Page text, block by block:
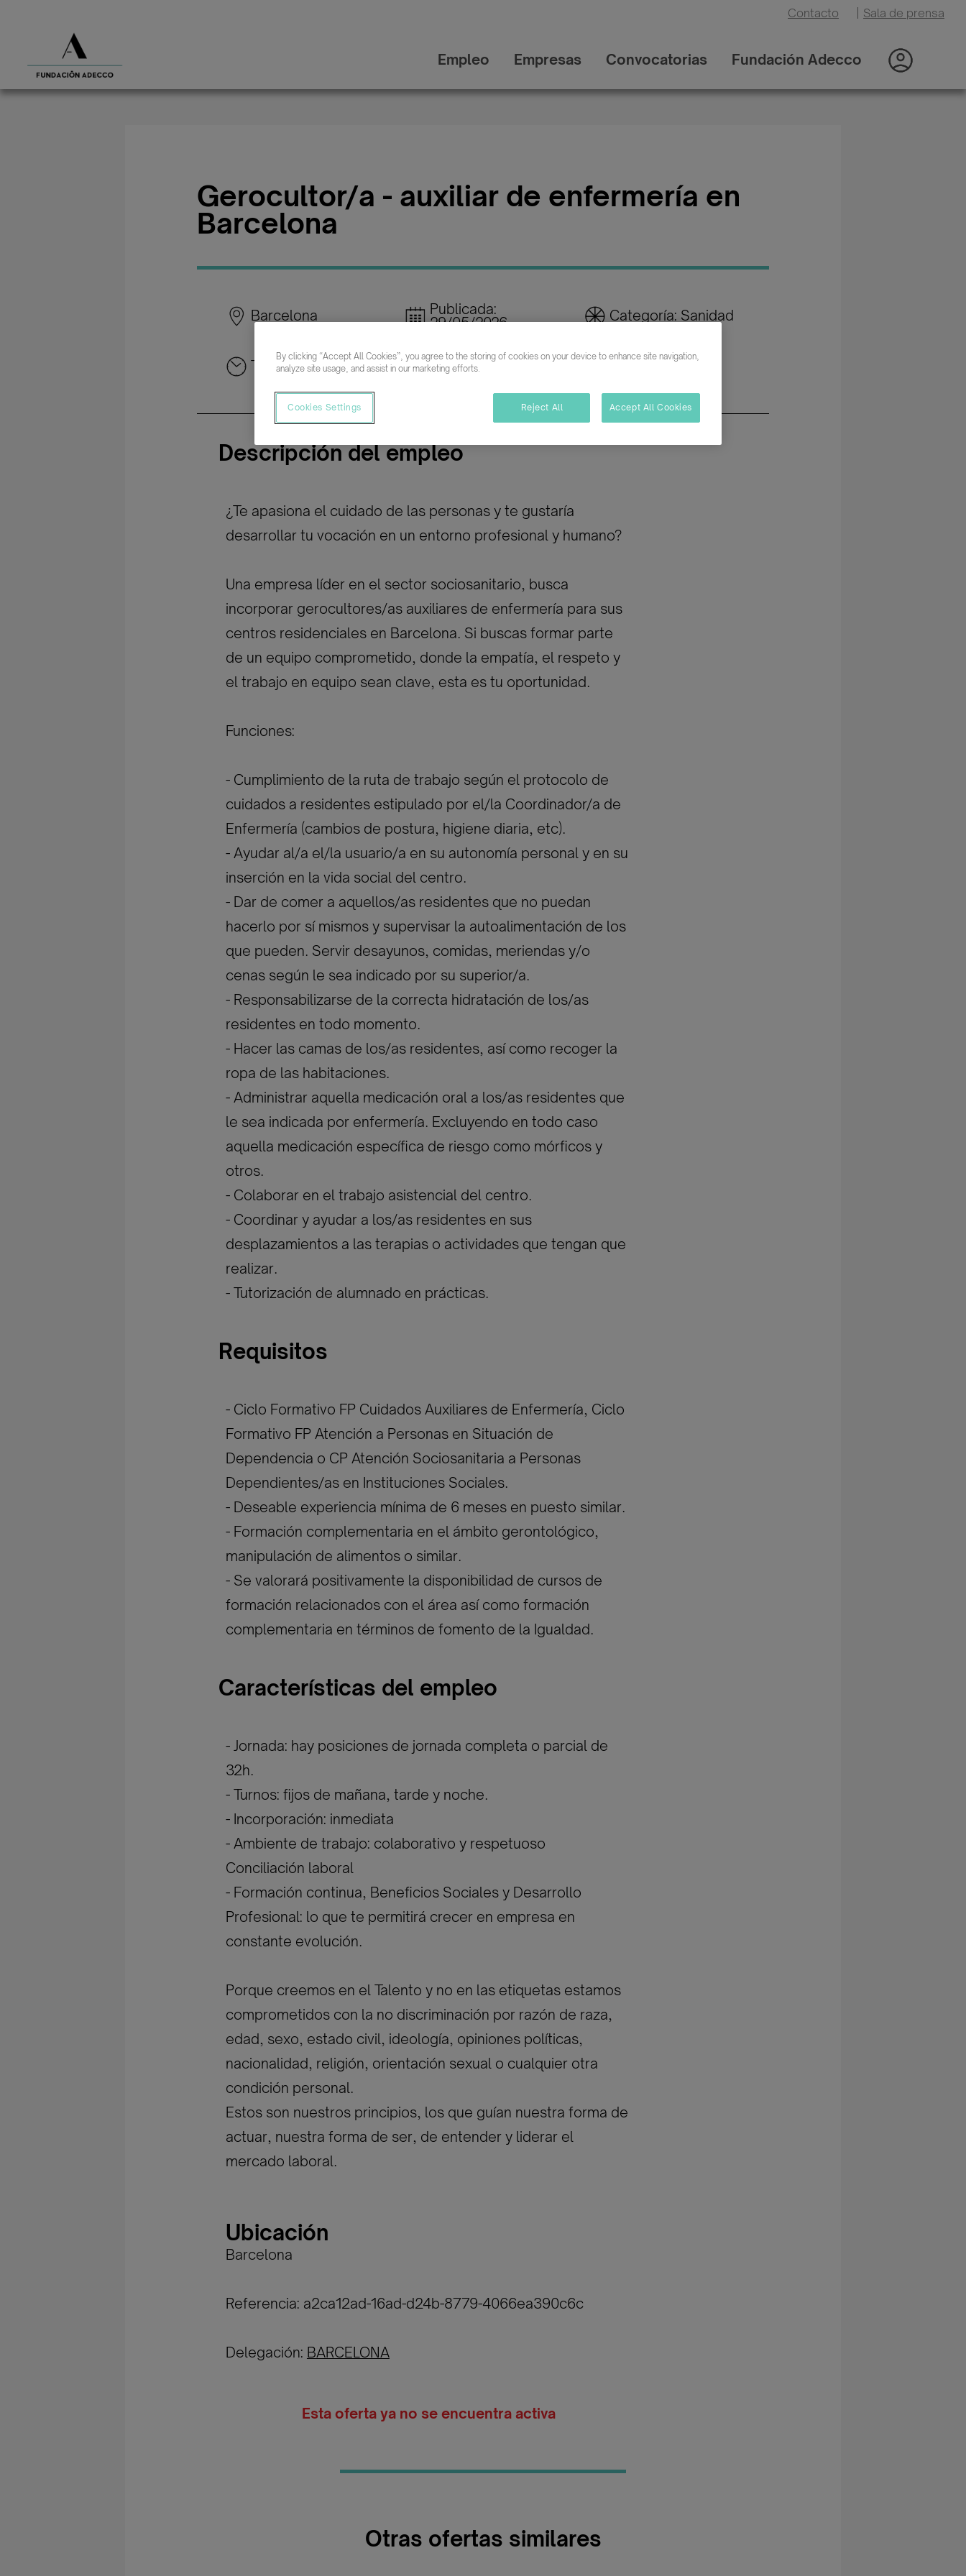
Contacto Sala de prensa
Empleo Empresas Convocatorias Fundación Adecco
Gerocultor/a - auxiliar de enfermería en
Barcelona
Barcelona Publicada:
29/05/2026 Categoría: Sanidad
Tiempo completo Indefinido
Descripción del empleo
¿Te apasiona el cuidado de las personas y te gustaría
desarrollar tu vocación en un entorno profesional y humano?
Una empresa líder en el sector sociosanitario, busca
incorporar gerocultores/as auxiliares de enfermería para sus
centros residenciales en Barcelona. Si buscas formar parte
de un equipo comprometido, donde la empatía, el respeto y
el trabajo en equipo sean clave, esta es tu oportunidad.
Funciones:
- Cumplimiento de la ruta de trabajo según el protocolo de
cuidados a residentes estipulado por el/la Coordinador/a de
Enfermería (cambios de postura, higiene diaria, etc).
- Ayudar al/a el/la usuario/a en su autonomía personal y en su
inserción en la vida social del centro.
- Dar de comer a aquellos/as residentes que no puedan
hacerlo por sí mismos y supervisar la autoalimentación de los
que pueden. Servir desayunos, comidas, meriendas y/o
cenas según le sea indicado por su superior/a.
- Responsabilizarse de la correcta hidratación de los/as
residentes en todo momento.
- Hacer las camas de los/as residentes, así como recoger la
ropa de las habitaciones.
- Administrar aquella medicación oral a los/as residentes que
le sea indicada por enfermería. Excluyendo en todo caso
aquella medicación específica de riesgo como mórficos y
otros.
- Colaborar en el trabajo asistencial del centro.
- Coordinar y ayudar a los/as residentes en sus
desplazamientos a las terapias o actividades que tengan que
realizar.
- Tutorización de alumnado en prácticas.
Requisitos
- Ciclo Formativo FP Cuidados Auxiliares de Enfermería, Ciclo
Formativo FP Atención a Personas en Situación de
Dependencia o CP Atención Sociosanitaria a Personas
Dependientes/as en Instituciones Sociales.
- Deseable experiencia mínima de 6 meses en puesto similar.
- Formación complementaria en el ámbito gerontológico,
manipulación de alimentos o similar.
- Se valorará positivamente la disponibilidad de cursos de
formación relacionados con el área así como formación
complementaria en términos de fomento de la Igualdad.
Características del empleo
- Jornada: hay posiciones de jornada completa o parcial de
32h.
- Turnos: fijos de mañana, tarde y noche.
- Incorporación: inmediata
- Ambiente de trabajo: colaborativo y respetuoso
Conciliación laboral
- Formación continua, Beneficios Sociales y Desarrollo
Profesional: lo que te permitirá crecer en empresa en
constante evolución.
Porque creemos en el Talento y no en las etiquetas estamos
comprometidos con la no discriminación por razón de raza,
edad, sexo, estado civil, ideología, opiniones políticas,
nacionalidad, religión, orientación sexual o cualquier otra
condición personal.
Estos son nuestros principios, los que guían nuestra forma de
actuar, nuestra forma de ser, de entender y liderar el
mercado laboral.
Ubicación
Barcelona
Referencia: a2ca12ad-16ad-d24b-8779-4066ea390c6c
Delegación: BARCELONA
Esta oferta ya no se encuentra activa
Otras ofertas similares
By clicking “Accept All Cookies”, you agree to the storing of cookies on your device to enhance site navigation,
analyze site usage, and assist in our marketing efforts.
Cookies Settings Reject All Accept All Cookies